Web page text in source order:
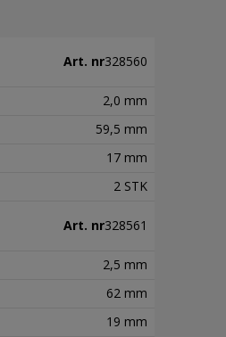
Art. nr328560
2,0 mm
59,5 mm
17 mm
2 STK
Art. nr328561
2,5 mm
62 mm
19 mm